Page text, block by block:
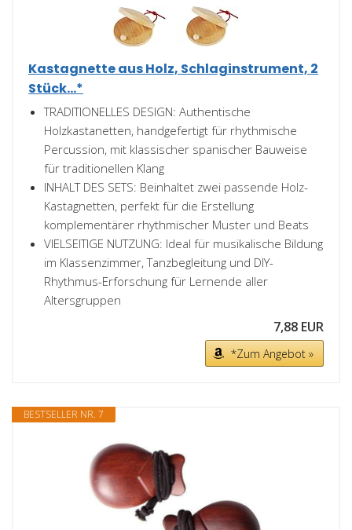
Kastagnette aus Holz, Schlaginstrument, 2
Stück...*
TRADITIONELLES DESIGN: Authentische
Holzkastanetten, handgefertigt für rhythmische
Percussion, mit klassischer spanischer Bauweise
für traditionellen Klang
INHALT DES SETS: Beinhaltet zwei passende Holz-
Kastagnetten, perfekt für die Erstellung
komplementärer rhythmischer Muster und Beats
VIELSEITIGE NUTZUNG: Ideal für musikalische Bildung
im Klassenzimmer, Tanzbegleitung und DIY-
Rhythmus-Erforschung für Lernende aller
Altersgruppen
7,88 EUR
*Zum Angebot »
BESTSELLER NR. 7